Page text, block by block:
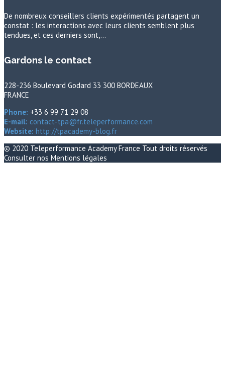
De nombreux conseillers clients expérimentés partagent un
constat : les interactions avec leurs clients semblent plus
tendues, et ces derniers sont,…
Gardons le contact
228-236 Boulevard Godard 33 300 BORDEAUX
FRANCE
Phone: +33 6 99 71 29 08
E-mail: contact-tpa@fr.teleperformance.com
Website: http://tpacademy-blog.fr
© 2020 Teleperformance Academy France Tout droits réservés
Consulter nos Mentions légales